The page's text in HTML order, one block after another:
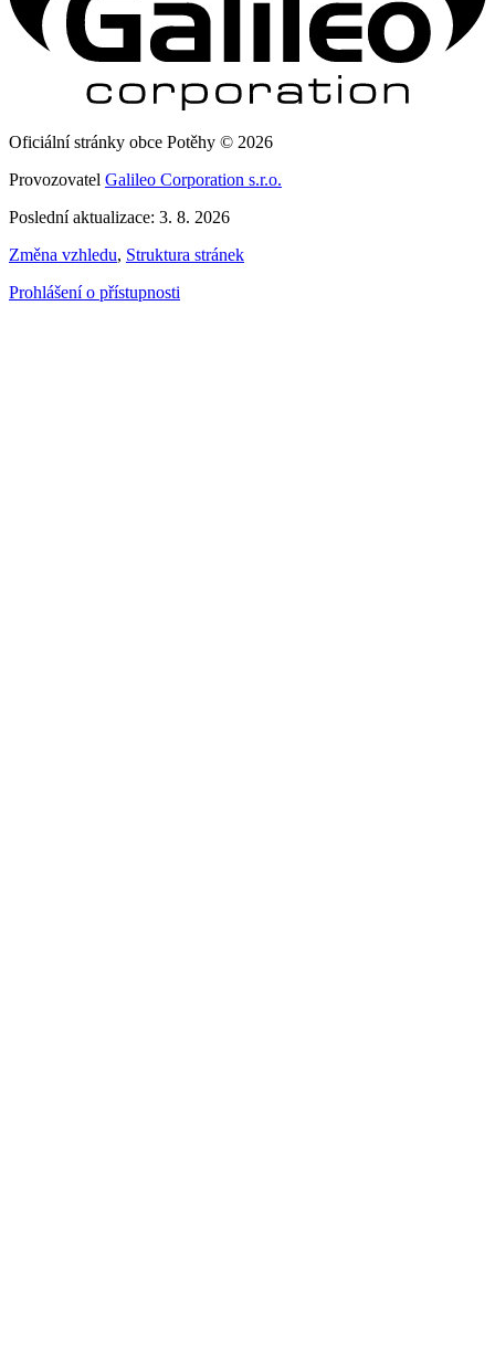
Oficiální stránky obce Potěhy © 2026
Provozovatel Galileo Corporation s.r.o.
Poslední aktualizace: 3. 8. 2026
Změna vzhledu, Struktura stránek
Prohlášení o přístupnosti